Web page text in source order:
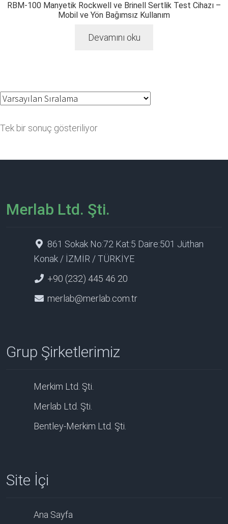
RBM-100 Manyetik Rockwell ve Brinell Sertlik Test Cihazı –
Mobil ve Yön Bağımsız Kullanım
Devamını oku
Tek bir sonuç gösteriliyor
Merlab Ltd. Şti.
861 Sokak No:72 Kat:5 Daire:501 Jüthan
Konak / İZMİR / TÜRKİYE
+90 (232) 445 46 20
merlab@merlab.com.tr
Grup Şirketlerimiz
Merkim Ltd. Şti.
Merlab Ltd. Şti.
Bentley-Merkim Ltd. Şti.
Site İçi
Ana Sayfa